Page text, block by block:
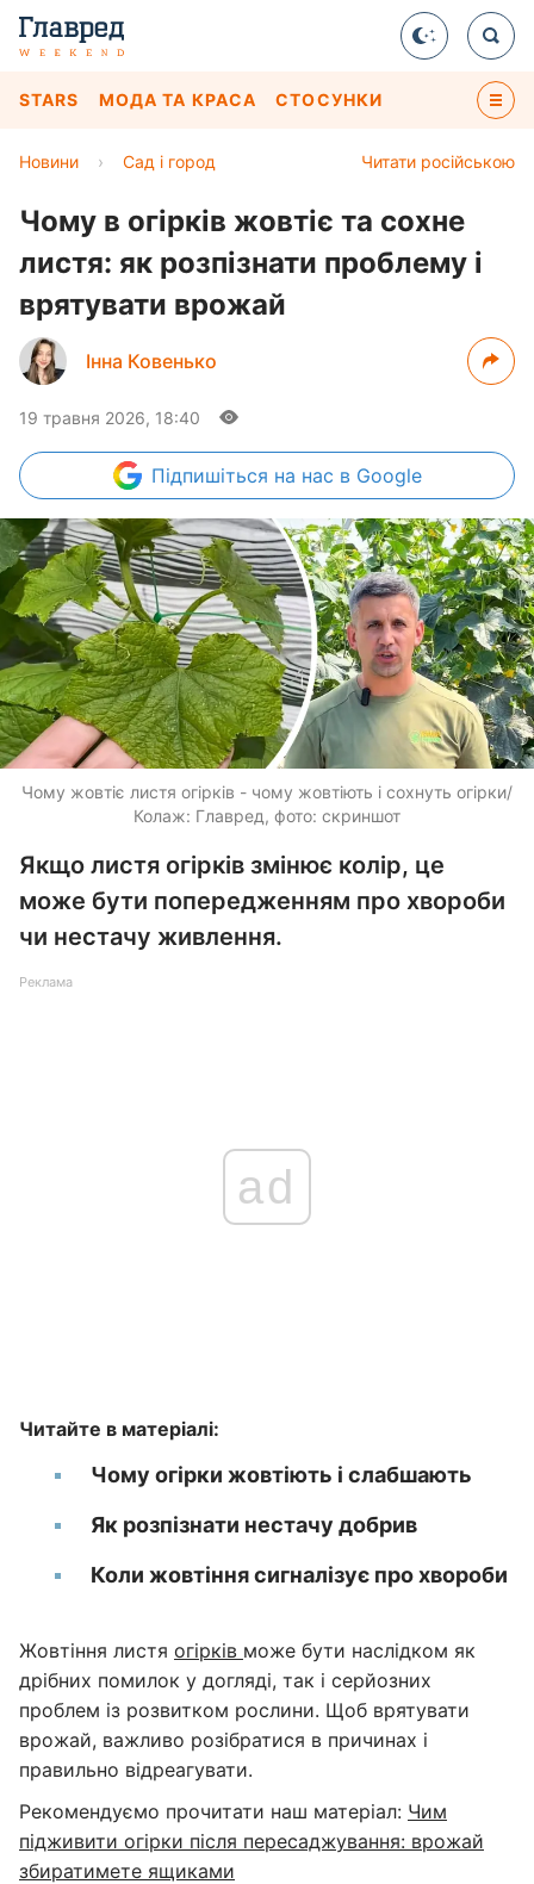
STARS МОДА ТА КРАСА СТОСУНКИ
Читати російською
Новини › Сад і город
Чому в огірків жовтіє та сохне
листя: як розпізнати проблему і
врятувати врожай
Інна Ковенько
19 травня 2026, 18:40
Підпишіться на нас в Google
Чому жовтіє листя огірків - чому жовтіють і сохнуть огірки/
Колаж: Главред, фото: скриншот
Якщо листя огірків змінює колір, це
може бути попередженням про хвороби
чи нестачу живлення.
Реклама
ad
Читайте в матеріалі:
Чому огірки жовтіють і слабшають
Як розпізнати нестачу добрив
Коли жовтіння сигналізує про хвороби
Жовтіння листя огірків може бути наслідком як
дрібних помилок у догляді, так і серйозних
проблем із розвитком рослини. Щоб врятувати
врожай, важливо розібратися в причинах і
правильно відреагувати.
Рекомендуємо прочитати наш матеріал: Чим
підживити огірки після пересаджування: врожай
збиратимете ящиками